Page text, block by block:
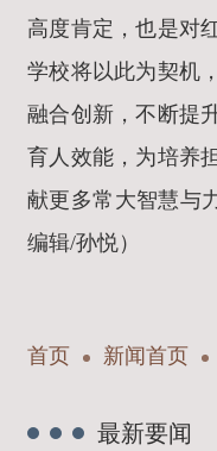
高度肯定，也是对
学校将以此为契机
融合创新，不断提
育人效能，为培养
献更多常大智慧与
编辑/孙悦）
首页 新闻首页
最新要闻